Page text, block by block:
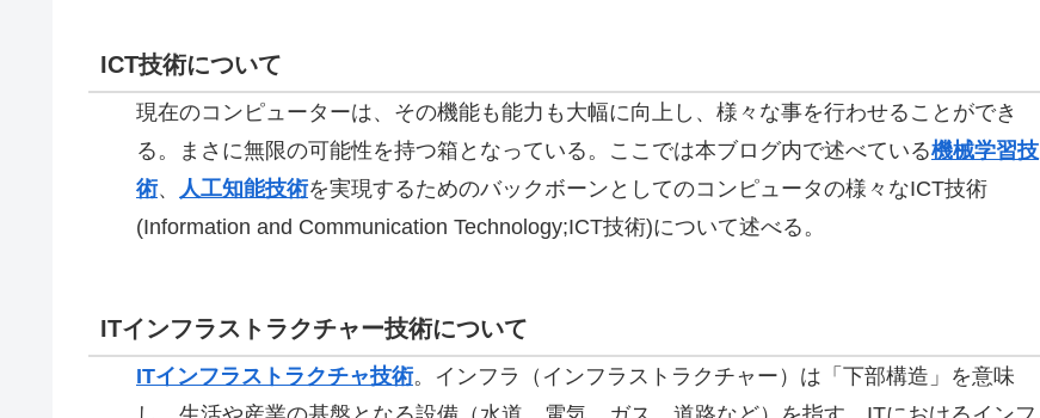
ICT技術について
現在のコンピューターは、その機能も能力も大幅に向上し、様々な事を行わせることができ
る。まさに無限の可能性を持つ箱となっている。ここでは本ブログ内で述べている機械学習技
術、 人工知能技術を実現するためのバックボーンとしてのコンピュータの様々なICT技術
(Information and Communication Technology;ICT技術)について述べる。
ITインフラストラクチャー技術について
ITインフラストラクチャ技術。 インフラ（インフラストラクチャー）は「下部構造」を意味